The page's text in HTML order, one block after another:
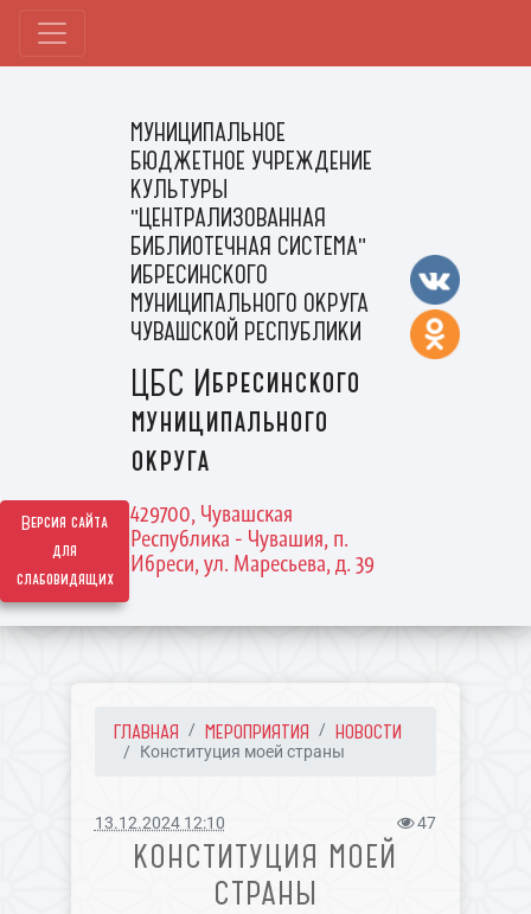
Версия сайта
для
слабовидящих
МУНИЦИПАЛЬНОЕ
БЮДЖЕТНОЕ УЧРЕЖДЕНИЕ
КУЛЬТУРЫ
"ЦЕНТРАЛИЗОВАННАЯ
БИБЛИОТЕЧНАЯ СИСТЕМА"
ИБРЕСИНСКОГО
МУНИЦИПАЛЬНОГО ОКРУГА
ЧУВАШСКОЙ РЕСПУБЛИКИ
ЦБС Ибресинского
муниципального
округа
429700, Чувашская
Республика - Чувашия, п.
Ибреси, ул. Маресьева, д. 39
ГЛАВНАЯ МЕРОПРИЯТИЯ НОВОСТИ
Конституция моей страны
13.12.2024 12:10 47
КОНСТИТУЦИЯ МОЕЙ
СТРАНЫ